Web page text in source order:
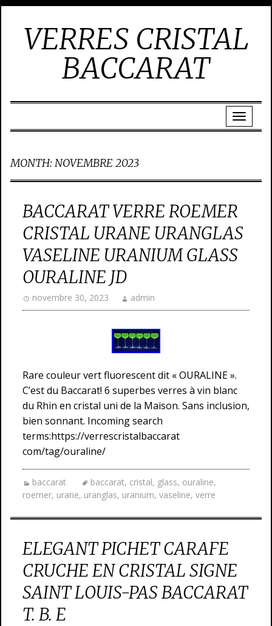
VERRES CRISTAL
BACCARAT
MONTH:NOVEMBRE 2023
BACCARAT VERRE ROEMER
CRISTAL URANE URANGLAS
VASELINE URANIUM GLASS
OURALINE JD
novembre 30, 2023 admin
Rare couleur vert fluorescent dit « OURALINE ».
C’est du Baccarat! 6 superbes verres à vin blanc
du Rhin en cristal uni de la Maison. Sans inclusion,
bien sonnant. Incoming search
terms:https://verrescristalbaccarat
com/tag/ouraline/
baccarat baccarat, cristal, glass, ouraline,
roemer, urane, uranglas, uranium, vaseline, verre
ELEGANT PICHET CARAFE
CRUCHE EN CRISTAL SIGNE
SAINT LOUIS-PAS BACCARAT
T. B. E